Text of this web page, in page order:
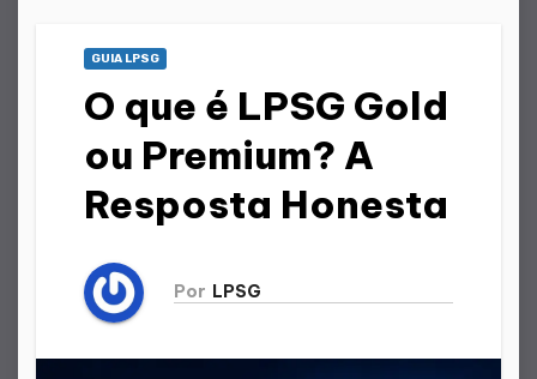
GUIA LPSG
O que é LPSG Gold
ou Premium? A
Resposta Honesta
Por LPSG